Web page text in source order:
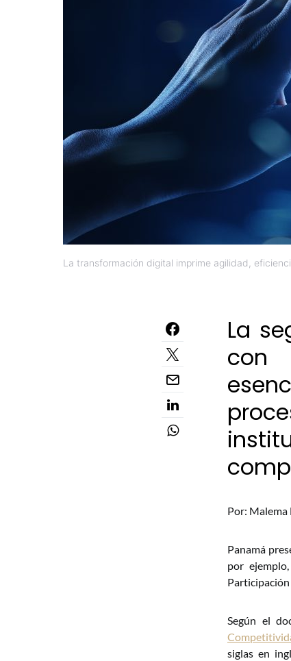
La transformación digital imprime agilidad,
La
con
Por: Malema
Panamá
por
Según el
siglas en